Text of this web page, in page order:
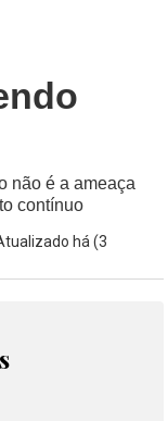
não é a ameaça
contínuo
há (3